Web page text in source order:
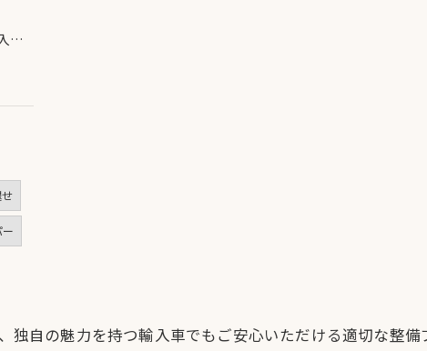
トヨタ ライズ鈑金入庫🛠️
独自の魅力を持つ輸入車でもご安心いただける適切な整